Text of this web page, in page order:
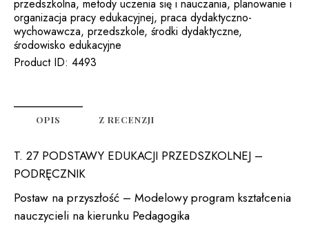
-
PODRĘCZNIK
(e-
book)
przedszkolna, metody uczenia się i nauczania, planowanie i
organizacja pracy edukacyjnej, praca dydaktyczno-
wychowawcza, przedszkole, środki dydaktyczne,
środowisko edukacyjne
Product ID: 4493
OPIS Z RECENZJI
T. 27 PODSTAWY EDUKACJI PRZEDSZKOLNEJ –
PODRĘCZNIK
Postaw na przyszłość – Modelowy program kształcenia
nauczycieli na kierunku Pedagogika